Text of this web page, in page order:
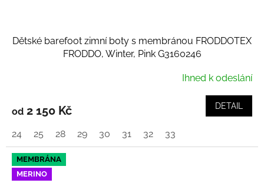
Dětské barefoot zimní boty s membránou FRODDOTEX
FRODDO, Winter, Pink G3160246
Ihned k odeslání
od 2 150 Kč DETAIL
24 25 28 29 30 31 32 33
MEMBRÁNA
MERINO